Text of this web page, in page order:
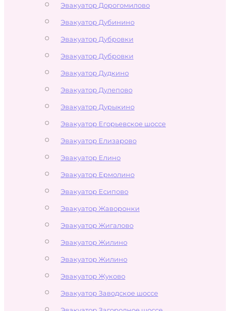
Эвакуатор Дорогомилово
Эвакуатор Дубинино
Эвакуатор Дубровки
Эвакуатор Дубровки
Эвакуатор Дудкино
Эвакуатор Дулепово
Эвакуатор Дурыкино
Эвакуатор Егорьевское шоссе
Эвакуатор Елизарово
Эвакуатор Елино
Эвакуатор Ермолино
Эвакуатор Есипово
Эвакуатор Жаворонки
Эвакуатор Жигалово
Эвакуатор Жилино
Эвакуатор Жилино
Эвакуатор Жуково
Эвакуатор Заводское шоссе